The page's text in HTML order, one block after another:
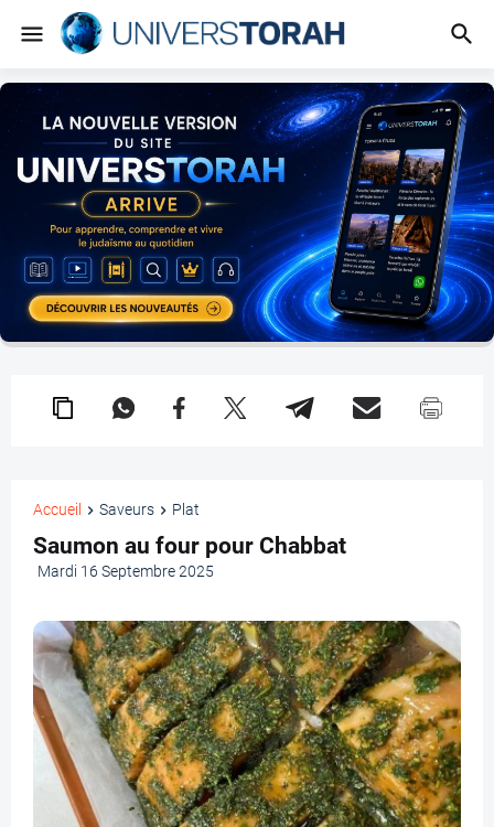
Accueil Saveurs Plat
Saumon au four pour Chabbat
Mardi 16 Septembre 2025